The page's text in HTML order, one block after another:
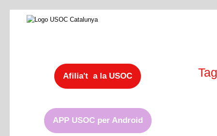
Afilia't a la USOC
APP USOC per Android